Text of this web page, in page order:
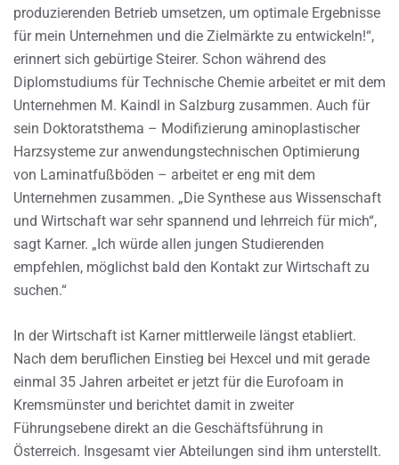
produzierenden Betrieb umsetzen, um optimale Ergebnisse
für mein Unternehmen und die Zielmärkte zu entwickeln!“,
erinnert sich gebürtige Steirer. Schon während des
Diplomstudiums für Technische Chemie arbeitet er mit dem
Unternehmen M. Kaindl in Salzburg zusammen. Auch für
sein Doktoratsthema – Modifizierung aminoplastischer
Harzsysteme zur anwendungstechnischen Optimierung
von Laminatfußböden – arbeitet er eng mit dem
Unternehmen zusammen. „Die Synthese aus Wissenschaft
und Wirtschaft war sehr spannend und lehrreich für mich“,
sagt Karner. „Ich würde allen jungen Studierenden
empfehlen, möglichst bald den Kontakt zur Wirtschaft zu
suchen.“
In der Wirtschaft ist Karner mittlerweile längst etabliert.
Nach dem beruflichen Einstieg bei Hexcel und mit gerade
einmal 35 Jahren arbeitet er jetzt für die Eurofoam in
Kremsmünster und berichtet damit in zweiter
Führungsebene direkt an die Geschäftsführung in
Österreich. Insgesamt vier Abteilungen sind ihm unterstellt.